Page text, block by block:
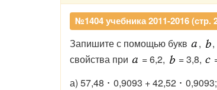
№1404 учебника 2011-2016 (стр.
Запишите с помощью букв , ,
свойства при
= 6,2, = 3,8,
а) 57,48
0,9093 + 42,52
0,9093;